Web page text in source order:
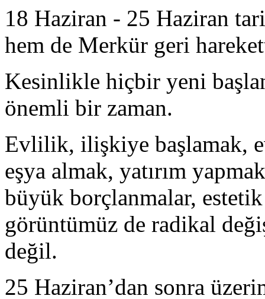
18 Haziran - 25 Haziran
hem de Merkür geri
Kesinlikle hiçbir yeni
önemli bir zaman.
Evlilik, ilişkiye başlamak,
eşya almak, yatırım
büyük borçlanmalar,
görüntümüz de radikal
değil.
25 Haziran’dan sonra